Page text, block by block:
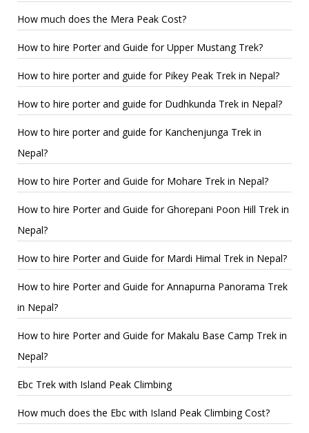
How much does the Mera Peak Cost?
How to hire Porter and Guide for Upper Mustang Trek?
How to hire porter and guide for Pikey Peak Trek in Nepal?
How to hire porter and guide for Dudhkunda Trek in Nepal?
How to hire porter and guide for Kanchenjunga Trek in
Nepal?
How to hire Porter and Guide for Mohare Trek in Nepal?
How to hire Porter and Guide for Ghorepani Poon Hill Trek in
Nepal?
How to hire Porter and Guide for Mardi Himal Trek in Nepal?
How to hire Porter and Guide for Annapurna Panorama Trek
in Nepal?
How to hire Porter and Guide for Makalu Base Camp Trek in
Nepal?
Ebc Trek with Island Peak Climbing
How much does the Ebc with Island Peak Climbing Cost?